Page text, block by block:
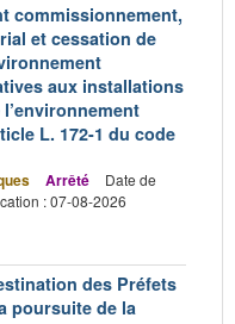
commissionnement,
et cessation de
aux installations
L. 172-1 du code
Arrêté
Date de
: 07-08-2026
des Préfets
poursuite de la